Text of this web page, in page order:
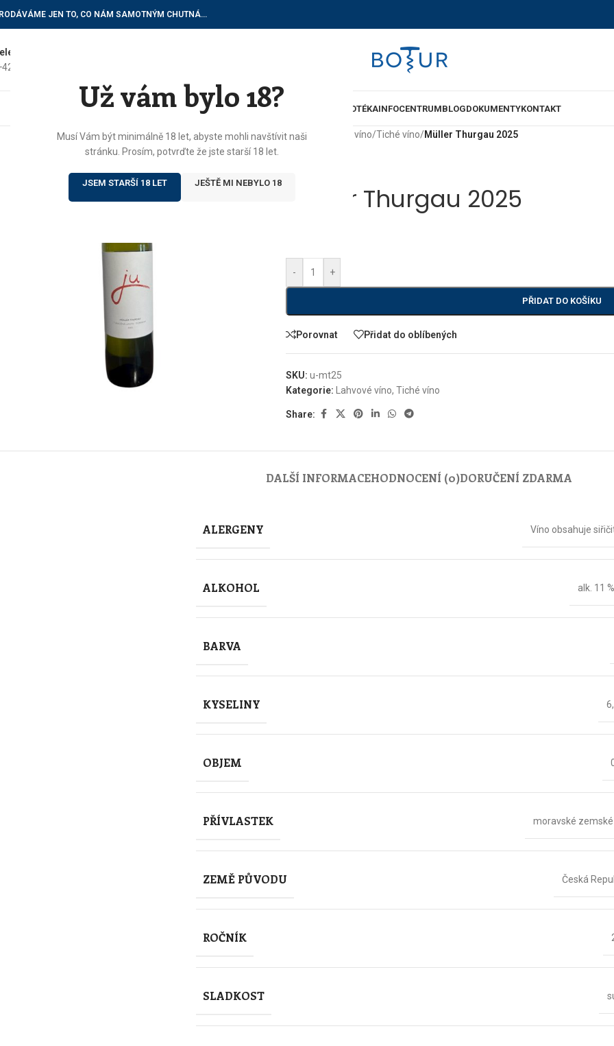
Už vám bylo 18?
Musí Vám být minimálně 18 let, abyste mohli navštívit naši
stránku. Prosím, potvrďte že jste starší 18 let.
JSEM STARŠÍ 18 LET JEŠTĚ MI NEBYLO 18
JEN TO, CO NÁM SAMOTNÝM CHUTNÁ…
do vinotéky
602 622 522
ÚVOD VINOTÉKAINFOCENTRUMBLOGDOKUMENTYKONTAKT
Domů Lahvové víno/Tiché víno/Müller Thurgau 2025
Müller Thurgau 2025
- +
PŘIDAT DO KOŠÍKU
Porovnat Přidat do oblíbených
SKU:u-mt25
Kategorie:
Lahvové víno, Tiché víno
Share:
DALŠÍ INFORMACEHODNOCENÍ (0)DORUČENÍ ZDARMA
ALERGENY Víno obsahuje
ALKOHOL alk. 11
BARVA
KYSELINY
OBJEM
PŘÍVLASTEK moravské zemské
ZEMĚ PŮVODU Česká
ROČNÍK
SLADKOST